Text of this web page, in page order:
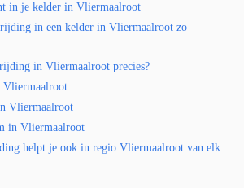
in je kelder in Vliermaalroot
in een kelder in Vliermaalroot zo
in Vliermaalroot precies?
Vliermaalroot
Vliermaalroot
in Vliermaalroot
helpt je ook in regio Vliermaalroot van elk